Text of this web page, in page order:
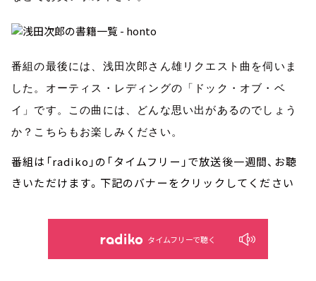
番組の最後には、浅田次郎さん雄リクエスト曲を伺いま
した。オーティス・レディングの「ドック・オブ・ベ
イ」です。この曲には、どんな思い出があるのでしょう
か？こちらもお楽しみください。
番組は「radiko」の「タイムフリー」で放送後一週間、お聴
きいただけます。下記のバナーをクリックしてください
タイムフリーで聴く